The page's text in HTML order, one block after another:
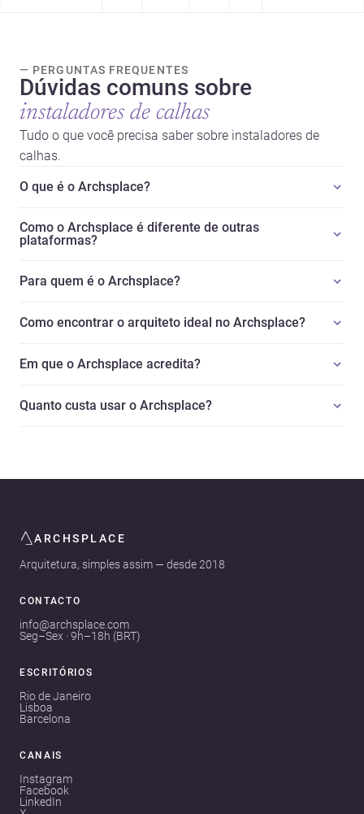
— PERGUNTAS FREQUENTES
Dúvidas comuns sobre
instaladores de calhas
Tudo o que você precisa saber sobre instaladores de
calhas.
O que é o Archsplace?
Como o Archsplace é diferente de outras
plataformas?
Para quem é o Archsplace?
Como encontrar o arquiteto ideal no Archsplace?
Em que o Archsplace acredita?
Quanto custa usar o Archsplace?
ARCHSPLACE
Arquitetura, simples assim — desde 2018
CONTACTO
info@archsplace.com
Seg–Sex · 9h–18h (BRT)
ESCRITÓRIOS
Rio de Janeiro
Lisboa
Barcelona
CANAIS
Instagram
Facebook
LinkedIn